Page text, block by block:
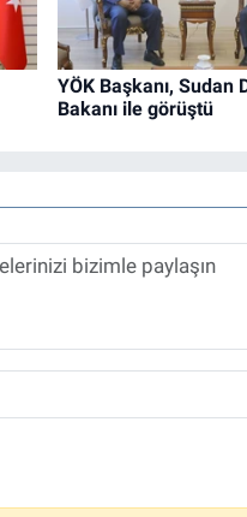
YÖK Başkanı, Sudan
Bakanı ile görüştü